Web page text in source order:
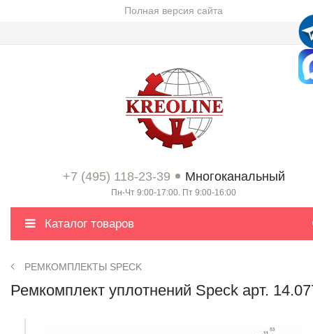
Полная версия сайта
+7 (495) 118-23-39 Многоканальный
Пн-Чт 9:00-17:00. Пт 9:00-16:00
Каталог товаров
РЕМКОМПЛЕКТЫ SPECK
Ремкомплект уплотнений Speck арт.